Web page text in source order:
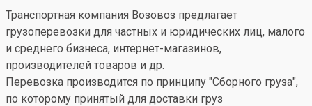
Транспортная компания Возовоз предлагает
грузоперевозки для частных и юридических лиц, малого
и среднего бизнеса, интернет-магазинов,
производителей товаров и др.
Перевозка производится по принципу "Сборного груза",
по которому принятый для доставки груз